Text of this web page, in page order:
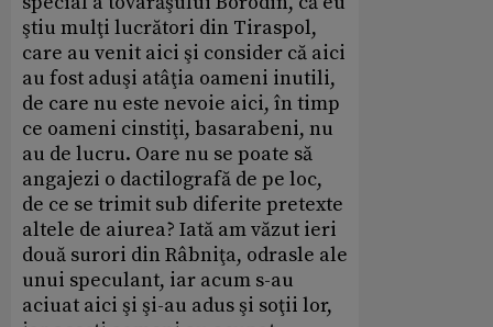
ştiu mulţi lucrători din Tiraspol,
care au venit aici şi consider că aici
au fost aduşi atâţia oameni inutili,
de care nu este nevoie aici, în timp
ce oameni cinstiţi, basarabeni, nu
au de lucru. Oare nu se poate să
angajezi o dactilografă de pe loc,
de ce se trimit sub diferite pretexte
altele de aiurea? Iată am văzut ieri
două surori din Râbniţa, odrasle ale
unui speculant, iar acum s-au
aciuat aici şi şi-au adus şi soţii lor,